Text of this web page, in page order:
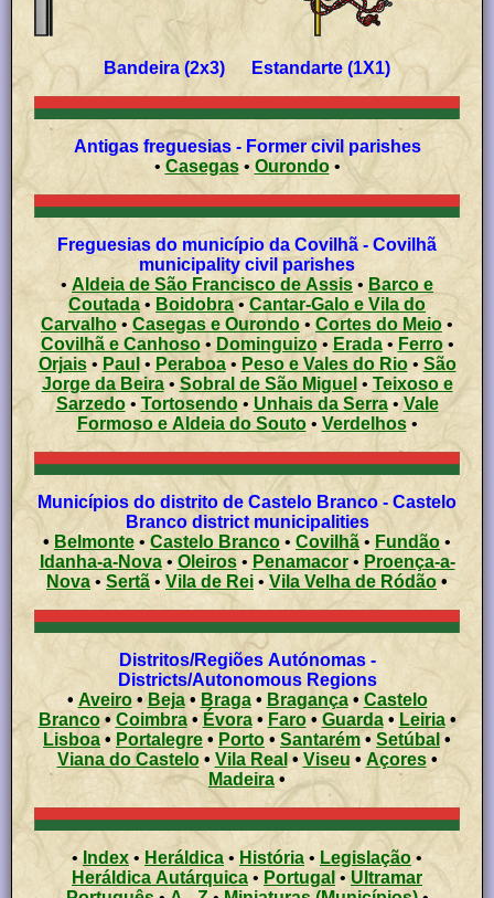
Bandeira (2x3) Estandarte (1X1)
Antigas freguesias - Former civil parishes
• Casegas• Ourondo•
Freguesias do município da Covilhã - Covilhã
municipality civil parishes
• Aldeia de São Francisco de Assis • Barco e
Coutada • Boidobra•Cantar-Galo e Vila do
Carvalho • Casegas e Ourondo •Cortes do Meio •
Covilhã e Canhoso• Dominguizo• Erada• Ferro •
Orjais • Paul • Peraboa• Peso e Vales do Rio • São
Jorge da Beira• Sobral de São Miguel • Teixoso e
Sarzedo • Tortosendo• Unhais da Serra•Vale
Formoso e Aldeia do Souto• Verdelhos•
Municípios do distrito de Castelo Branco - Castelo
Branco district municipalities
• Belmonte • Castelo Branco • Covilhã • Fundão •
Idanha-a-Nova•Oleiros• Penamacor• Proença-a-
Nova •Sertã • Vila de Rei •Vila Velha de Ródão •
Distritos/Regiões Autónomas -
Districts/Autonomous Regions
• Aveiro• Beja• Braga• Bragança• Castelo
Branco•Coimbra• Évora• Faro• Guarda• Leiria•
Lisboa • Portalegre • Porto • Santarém • Setúbal •
Viana do Castelo• Vila Real •Viseu • Açores •
Madeira •
• Index • Heráldica • História • Legislação •
Heráldica Autárquica • Portugal• Ultramar